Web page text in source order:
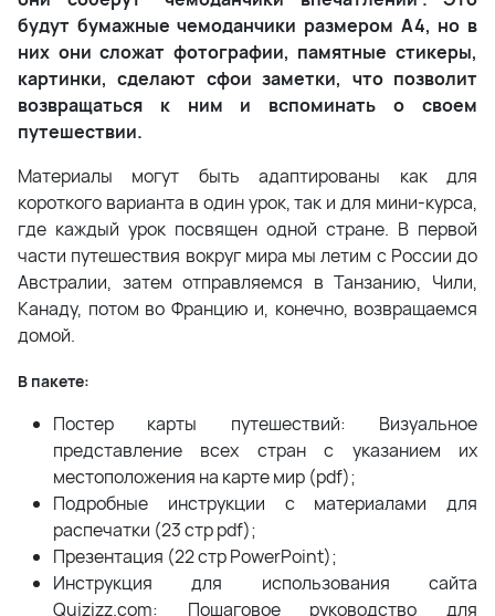
будут бумажные чемоданчики размером А4, но в
них они сложат фотографии, памятные стикеры,
картинки, сделают сфои заметки, что позволит
возвращаться к ним и вспоминать о своем
путешествии.
Материалы могут быть адаптированы как для
короткого варианта в один урок, так и для мини-курса,
где каждый урок посвящен одной стране. В первой
части путешествия вокруг мира мы летим с России до
Австралии, затем отправляемся в Танзанию, Чили,
Канаду, потом во Францию и, конечно, возвращаемся
домой.
В пакете:
Постер карты путешествий: Визуальное
представление всех стран с указанием их
местоположения на карте мир (pdf);
Подробные инструкции с материалами для
распечатки (23 стр pdf);
Презентация (22 стр PowerPoint);
Инструкция для использования сайта
Quizizz.com: Пошаговое руководство для